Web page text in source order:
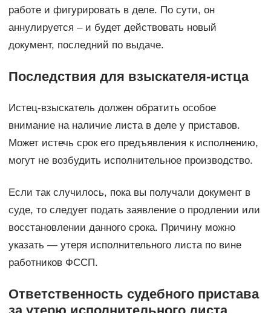
работе и фигурировать в деле. По сути, он
аннулируется – и будет действовать новый
документ, последний по выдаче.
Последствия для взыскателя-истца
Истец-взыскатель должен обратить особое
внимание на наличие листа в деле у приставов.
Может истечь срок его предъявления к исполнению,
могут не возбудить исполнительное производство.
Если так случилось, пока вы получали документ в
суде, то следует подать заявление о продлении или
восстановлении данного срока. Причину можно
указать — утеря исполнительного листа по вине
работников ФССП.
Ответственность судебного пристава